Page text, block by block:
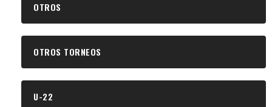
OTROS
OTROS TORNEOS
U-22